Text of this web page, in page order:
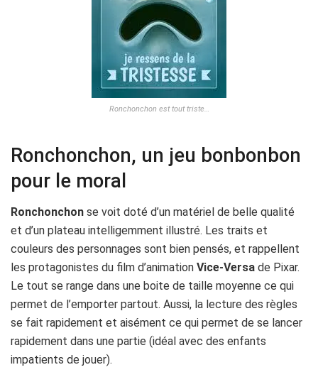
Ronchonchon est tout triste…
Ronchonchon, un jeu bonbonbon
pour le moral
Ronchonchon se voit doté d’un matériel de belle qualité
et d’un plateau intelligemment illustré. Les traits et
couleurs des personnages sont bien pensés, et rappellent
les protagonistes du film d’animation Vice-Versa de Pixar.
Le tout se range dans une boite de taille moyenne ce qui
permet de l’emporter partout. Aussi, la lecture des règles
se fait rapidement et aisément ce qui permet de se lancer
rapidement dans une partie (idéal avec des enfants
impatients de jouer).